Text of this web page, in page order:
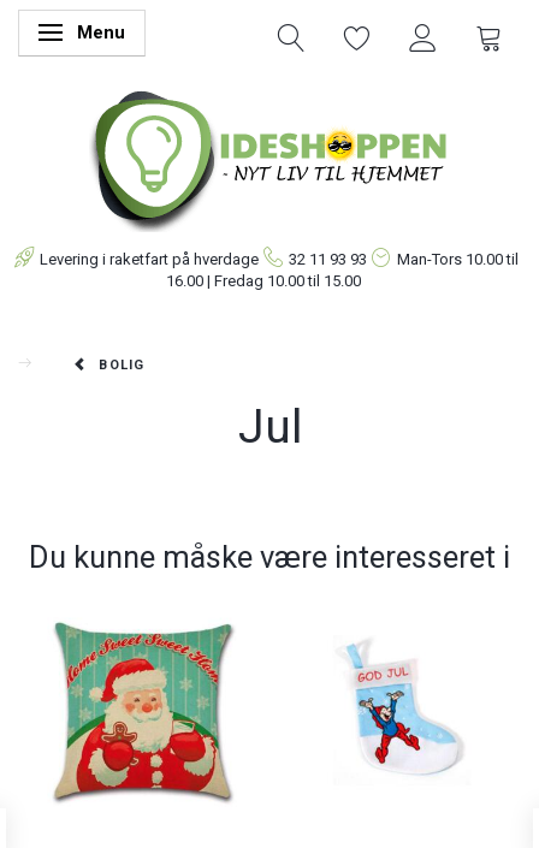
Skifte navigation
Menu
Levering i raketfart på hverdage 32 11 93 93 Man-Tors 10.00 til
16.00 | Fredag 10.00 til 15.00
BOLIG
Jul
Du kunne måske være interesseret i